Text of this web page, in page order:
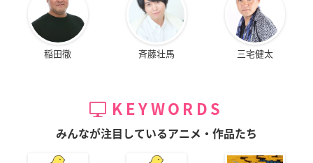
稲田徹 斉藤壮馬 三宅健太
KEYWORDS
みんなが注目しているアニメ・作品たち